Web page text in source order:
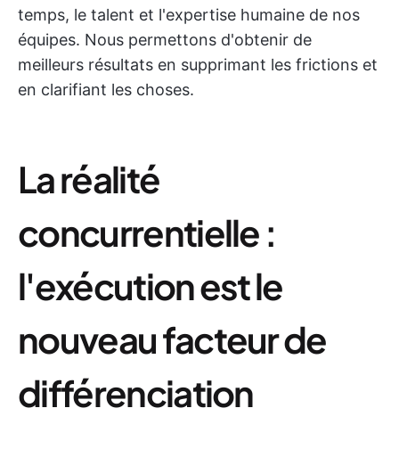
temps, le talent et l'expertise humaine de nos
équipes. Nous permettons d'obtenir de
meilleurs résultats en supprimant les frictions et
en clarifiant les choses.
La réalité
concurrentielle :
l'exécution est le
nouveau facteur de
différenciation